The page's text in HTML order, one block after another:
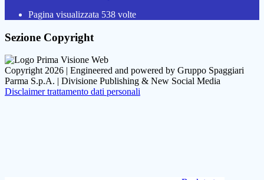
Pagina visualizzata 538 volte
Sezione Copyright
Copyright 2026 | Engineered and powered by Gruppo Spaggiari
Parma S.p.A. | Divisione Publishing & New Social Media
Disclaimer trattamento dati personali